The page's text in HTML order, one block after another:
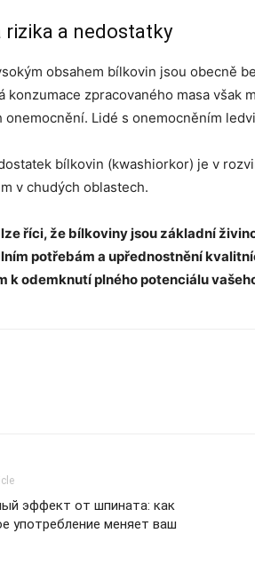
rizika a nedostatky
obsahem bílkovin jsou obecně
konzumace zpracovaného masa
onemocnění. Lidé s onemocněním
bílkovin (kwashiorkor) je v
v chudých oblastech.
říci, že bílkoviny jsou základní
potřebám a upřednostnění
k odemknutí plného potenciálu
эффект от шпината: как
употребление меняет ваш